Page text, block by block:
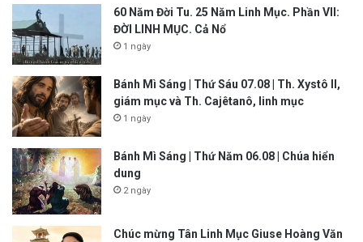
60 Năm Đời Tu. 25 Năm Linh Mục. Phần VII:
ĐỜI LINH MỤC. Cả Nổ
1 ngày
Bánh Mì Sáng | Thứ Sáu 07.08 | Th. Xystô II,
giám mục và Th. Cajêtanô, linh mục
1 ngày
Bánh Mì Sáng | Thứ Năm 06.08 | Chúa hiển
dung
2 ngày
Chúc mừng Tân Linh Mục Giuse Hoàng Văn